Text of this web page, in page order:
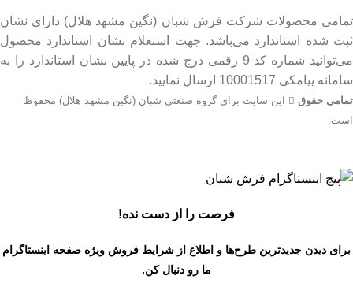
تمامی محصولات شرکت فرش شبان (نگین مشهد هلال) دارای نشان
ثبت شده استاندارد می‌باشد. جهت استعلام نشان استاندارد محصول
می‌توانید شماره کد 9 رقمی درج شده در پایین نشان استاندارد را به
سامانه پیامکی 10001517 ارسال نمایید.
تمامی حقوق
این سایت برای گروه صنعتی شبان (نگین مشهد هلال) محفوظ
است.
فرصت را از دست نده!
برای دیدن جدیدترین طرح‌ها و اطلاع از شرایط فروش ویژه صفحه اینستاگرام
ما رو دنبال کن.